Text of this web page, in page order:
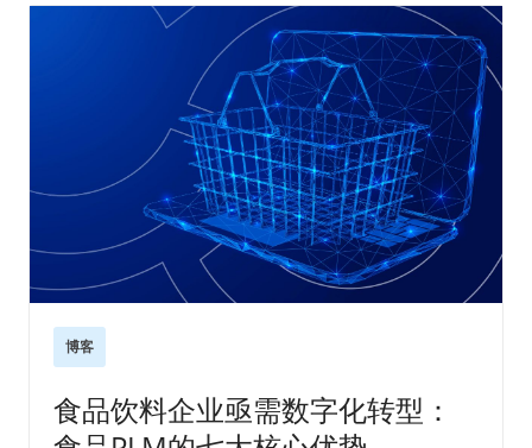
博客
食品饮料企业亟需数字化转型：